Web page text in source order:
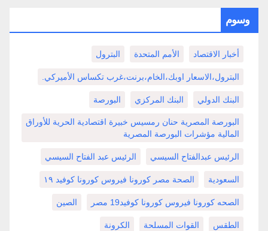
وسوم
أخبار الاقتصاد الأمم المتحدة البترول
البترول،الاسعار اوبك،الخام،برنت،غرب تكساس الأميركي.
البنك الدولي البنك المركزي البورصة
البورصة المصرية حنان رمسيس خبيرة اقتصادية الحرية للأوراق
المالية مؤشرات البورصة المصرية
الرئيس عبدالفتاح السيسي الرئيس عبد الفتاح السيسي
السعودية الصحة مصر كورونا فيروس كورونا كوفيد ١٩
الصحه كورونا فيروس كورونا كوفيد19 مصر الصين
الطقس القوات المسلحة الكرونة